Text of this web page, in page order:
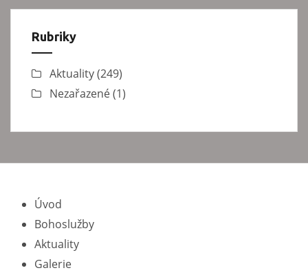
Rubriky
Aktuality(249)
Nezařazené(1)
Úvod
Bohoslužby
Aktuality
Galerie